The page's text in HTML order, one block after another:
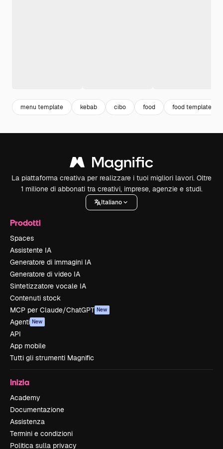
menu template kebab cibo food food template
La piattaforma creativa per realizzare i tuoi migliori lavori. Oltre
1 milione di abbonati tra creativi, imprese, agenzie e studi.
Italiano
Prodotti
Spaces
Assistente IA
Generatore di immagini IA
Generatore di video IA
Sintetizzatore vocale IA
Contenuti stock
MCP per Claude/ChatGPT New
Agenti New
API
App mobile
Tutti gli strumenti Magnific
Inizia
Academy
Documentazione
Assistenza
Termini e condizioni
Politica sulla privacy